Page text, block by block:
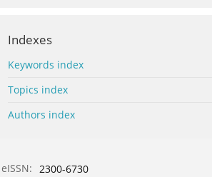
Indexes
Keywords index
Topics index
Authors index
eISSN: 2300-6730